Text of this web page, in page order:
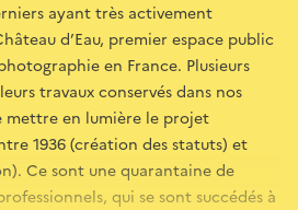
ayant très activement
d’Eau, premier espace public
en France. Plusieurs
travaux conservés dans nos
mettre en lumière le projet
1936 (création des statuts) et
Ce sont une quarantaine de
qui se sont succédés à